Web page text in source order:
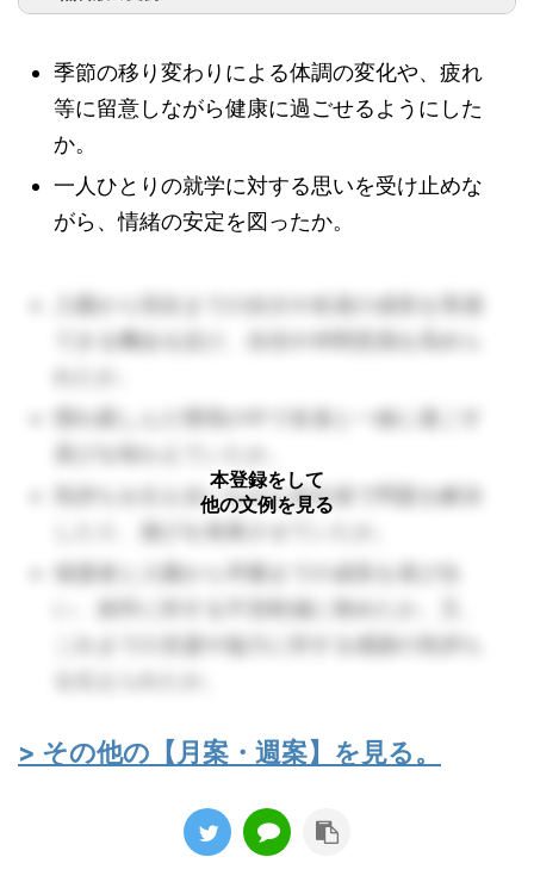
季節の移り変わりによる体調の変化や、疲れ
等に留意しながら健康に過ごせるようにした
か。
一人ひとりの就学に対する思いを受け止めな
がら、情緒の安定を図ったか。
気持ちを伝え合いながら自分達で問題を解決
い、就学に対する不安軽減に努めたか。又、
これまでの支援や協力に対する感謝の気持ち
本登録をして
他の文例を見る
> その他の【月案・週案】を見る。